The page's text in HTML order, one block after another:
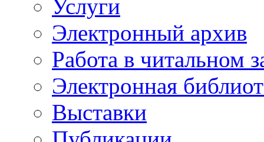
Услуги
Электронный архив
Работа в читальном
Электронная
Выставки